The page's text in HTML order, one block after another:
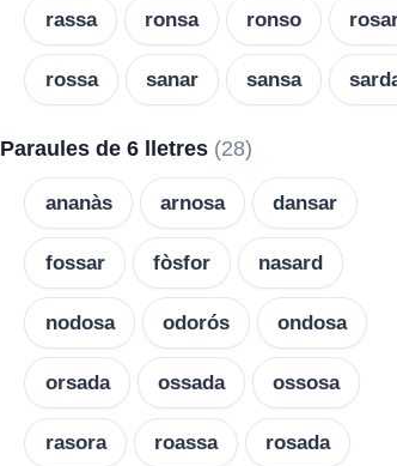
rassa ronsa ronso
rossa sanar sansa
Paraules de 6 lletres (28)
ananàs arnosa dansar
fossar fòsfor nasard
nodosa odorós ondosa
orsada ossada ossosa
rasora roassa rosada